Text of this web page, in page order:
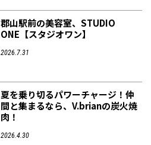
郡山駅前の美容室、STUDIO
ONE【スタジオワン】
2026.7.31
夏を乗り切るパワーチャージ！仲
間と集まるなら、V.brianの炭火焼
肉！
2026.4.30